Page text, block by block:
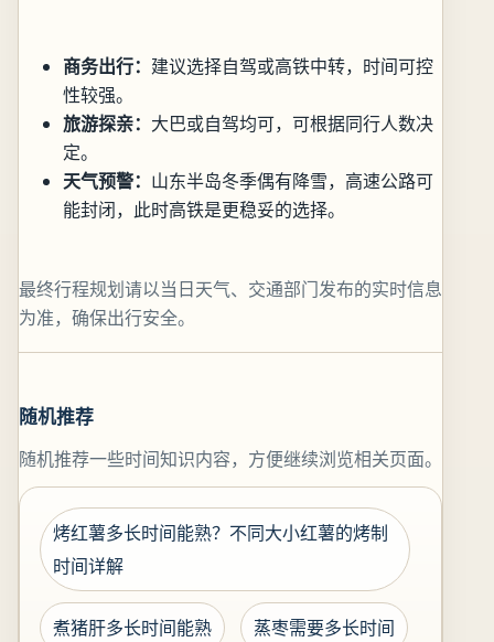
商务出行： 建议选择自驾或高铁中转，时间可控
性较强。
旅游探亲： 大巴或自驾均可，可根据同行人数决
定。
天气预警： 山东半岛冬季偶有降雪，高速公路可
能封闭，此时高铁是更稳妥的选择。
最终行程规划请以当日天气、交通部门发布的实时信息
为准，确保出行安全。
随机推荐
随机推荐一些时间知识内容，方便继续浏览相关页面。
烤红薯多长时间能熟？不同大小红薯的烤制
时间详解
煮猪肝多长时间能熟 蒸枣需要多长时间